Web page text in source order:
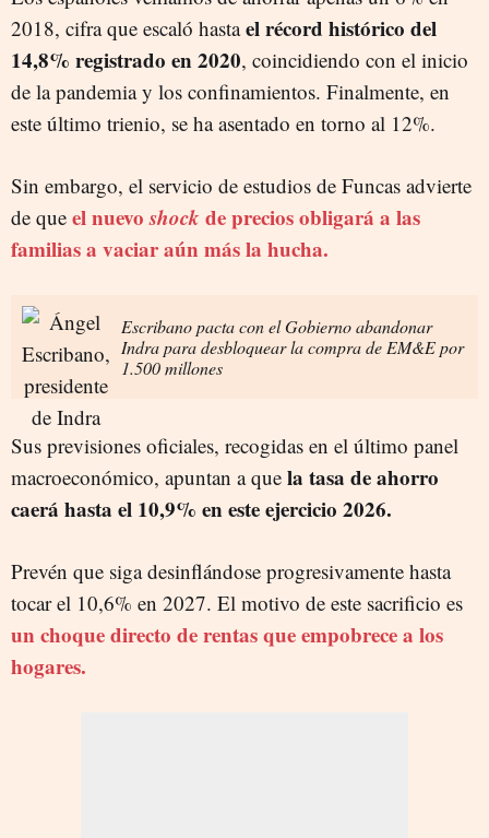
2018, cifra que escaló hastael récord histórico del
14,8% registrado en2020, coincidiendo con el inicio
de la pandemia y los confinamientos. Finalmente, en
este último trienio, se ha asentado en torno al 12%.
Sin embargo, el servicio de estudios de Funcas advierte
de que el nuevoshock de precios obligará a las
familias a vaciar aún más la hucha.
Escribano pacta con el Gobierno abandonar
Indra para desbloquear la compra de EM&E por
1.500 millones
Sus previsiones oficiales, recogidas en el último panel
macroeconómico, apuntan a que la tasa de ahorro
caerá hasta el 10,9% en este ejercicio 2026.
Prevén que siga desinflándose progresivamente hasta
tocar el 10,6% en 2027. El motivo de este sacrificio es
un choque directo de rentas que empobrece a los
hogares.